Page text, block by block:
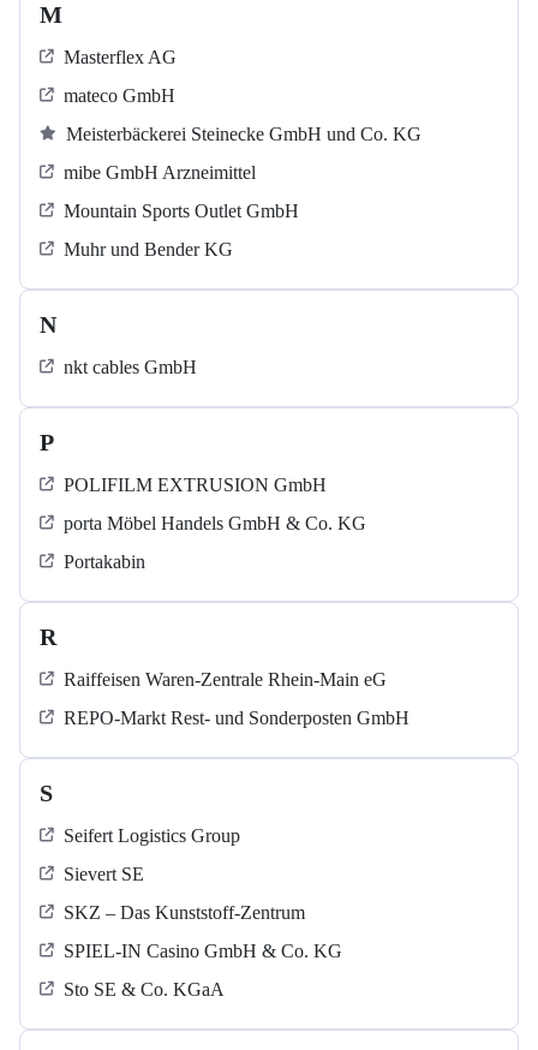
M
Masterflex AG
mateco GmbH
Meisterbäckerei Steinecke GmbH und Co. KG
mibe GmbH Arzneimittel
Mountain Sports Outlet GmbH
Muhr und Bender KG
N
nkt cables GmbH
P
POLIFILM EXTRUSION GmbH
porta Möbel Handels GmbH & Co. KG
Portakabin
R
Raiffeisen Waren-Zentrale Rhein-Main eG
REPO-Markt Rest- und Sonderposten GmbH
S
Seifert Logistics Group
Sievert SE
SKZ – Das Kunststoff-Zentrum
SPIEL-IN Casino GmbH & Co. KG
Sto SE & Co. KGaA